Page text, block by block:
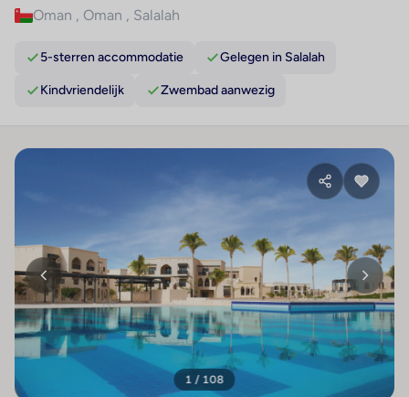
Oman , Oman , Salalah
5-sterren accommodatie Gelegen in Salalah
Kindvriendelijk Zwembad aanwezig
1 / 108